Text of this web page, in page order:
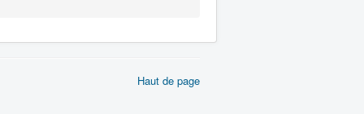
Haut de page